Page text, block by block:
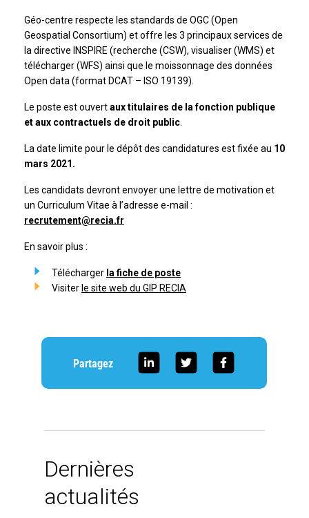
Géo-centre respecte les standards de OGC (Open
Geospatial Consortium) et offre les 3 principaux services de
la directive INSPIRE (recherche (CSW), visualiser (WMS) et
télécharger (WFS) ainsi que le moissonnage des données
Open data (format DCAT – ISO 19139).
Le poste est ouvertaux titulaires de la fonction publique
et aux contractuels de droit public.
La date limite pour le dépôt des candidatures est fixée au 10
mars 2021.
Les candidats devront envoyer une lettre de motivation et
un Curriculum Vitae à l’adresse e-mail :
recrutement@recia.fr
En savoir plus :
Télécharger la fiche de poste
Visiter le site web du GIP RECIA
Partagez
Dernières
actualités